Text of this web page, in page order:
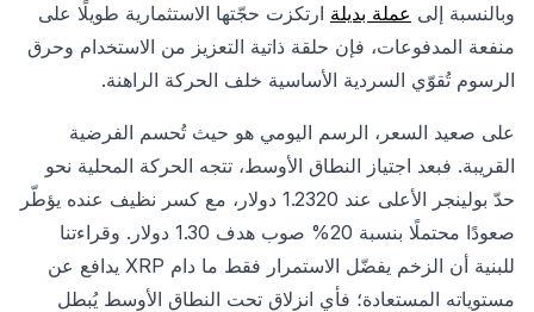
وبالنسبة إلى عملة بديلة ارتكزت حجّتها الاستثمارية طويلًا على
منفعة المدفوعات، فإن حلقة ذاتية التعزيز من الاستخدام وحرق
الرسوم تُقوّي السردية الأساسية خلف الحركة الراهنة.
على صعيد السعر، الرسم اليومي هو حيث تُحسم الفرضية
القريبة. فبعد اجتياز النطاق الأوسط، تتجه الحركة المحلية نحو
حدّ بولينجر الأعلى عند 1.2320 دولار، مع كسر نظيف عنده يؤطّر
صعودًا محتملًا بنسبة 20% صوب هدف 1.30 دولار. وقراءتنا
للبنية أن الزخم يفضّل الاستمرار فقط ما دام XRP يدافع عن
مستوياته المستعادة؛ فأي انزلاق تحت النطاق الأوسط يُبطل